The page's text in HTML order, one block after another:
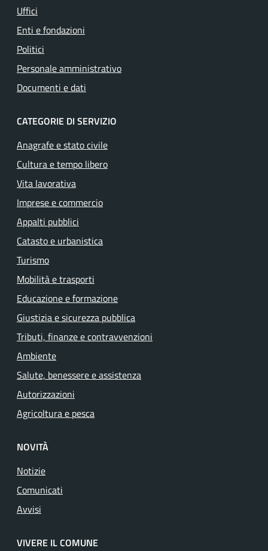
Uffici
Enti e fondazioni
Politici
Personale amministrativo
Documenti e dati
CATEGORIE DI SERVIZIO
Anagrafe e stato civile
Cultura e tempo libero
Vita lavorativa
Imprese e commercio
Appalti pubblici
Catasto e urbanistica
Turismo
Mobilità e trasporti
Educazione e formazione
Giustizia e sicurezza pubblica
Tributi, finanze e contravvenzioni
Ambiente
Salute, benessere e assistenza
Autorizzazioni
Agricoltura e pesca
NOVITÀ
Notizie
Comunicati
Avvisi
VIVERE IL COMUNE